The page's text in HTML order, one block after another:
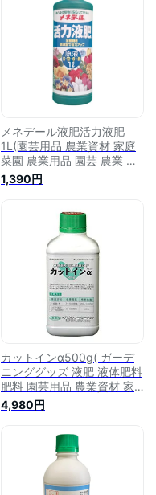
メネデール液肥活力液肥
1L(園芸用品 農業資材 家庭
菜園 農業用品 園芸 農業 資
材 ガーデニング用品 ガーデ
ニング 農業用 農業道具 園
本農業システム楽天市場店
園芸資材 農作業 農業用資材
グッズ ガーデン用品 ガーデ
ングッズ)
1,390円
カットインα500g( ガーデ
ニンググッズ 液肥 液体肥料
肥料 園芸用品 農業資材 家
庭菜園 農業用品 園芸 農業
資材 ガーデニング用品 ガー
園芸用 園芸用具 園芸道具
日本農業システム楽天市場
店 園芸資材 農作業 農業用
資材 グッズ)
4,980円